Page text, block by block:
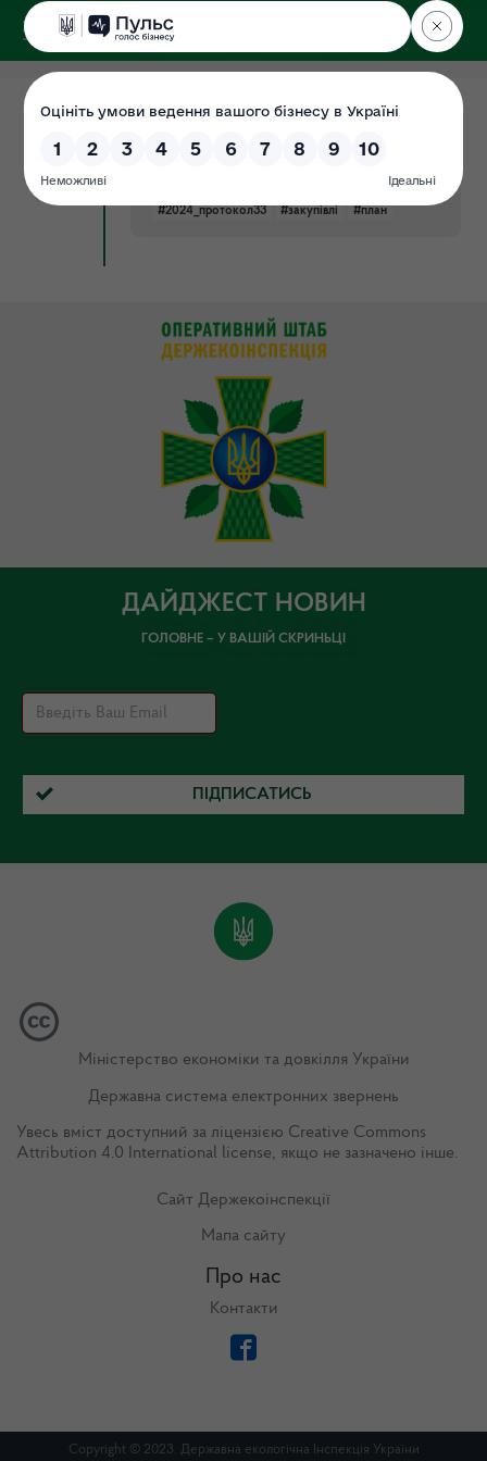
ДЕРЖЕКОІНСПЕКЦІЯ
Поліського округу
01.08.2024
Документ
(затверджено в.о уповноваженої
особи від 01.08.2024 протокол №33)
#2024_протокол33 #закупівлі #план
ДАЙДЖЕСТ НОВИН
ГОЛОВНЕ – У ВАШІЙ СКРИНЬЦІ
ПІДПИСАТИСЬ
Міністерство економіки та довкілля України
Державна система електронних звернень
Увесь вміст доступний за ліцензією Creative Commons
Attribution 4.0 International license, якщо не зазначено інше.
Сайт Держекоінспекції
Мапа сайту
Про нас
Контакти
Copyright © 2023. Державна екологічна Інспекція України